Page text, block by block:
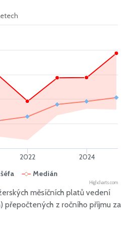
Medián
2022 2024
Highcharts.com
měsíčních platů vedení
přepočtených z ročního příjmu za